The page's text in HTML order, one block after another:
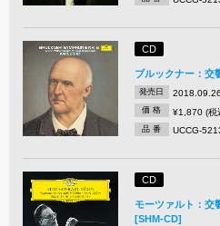
CD
ブルックナー：交
発売日 2018.09.26
価 格 ¥1,870 (税
品 番 UCCG-
CD
モーツァルト：交
[SHM-CD]